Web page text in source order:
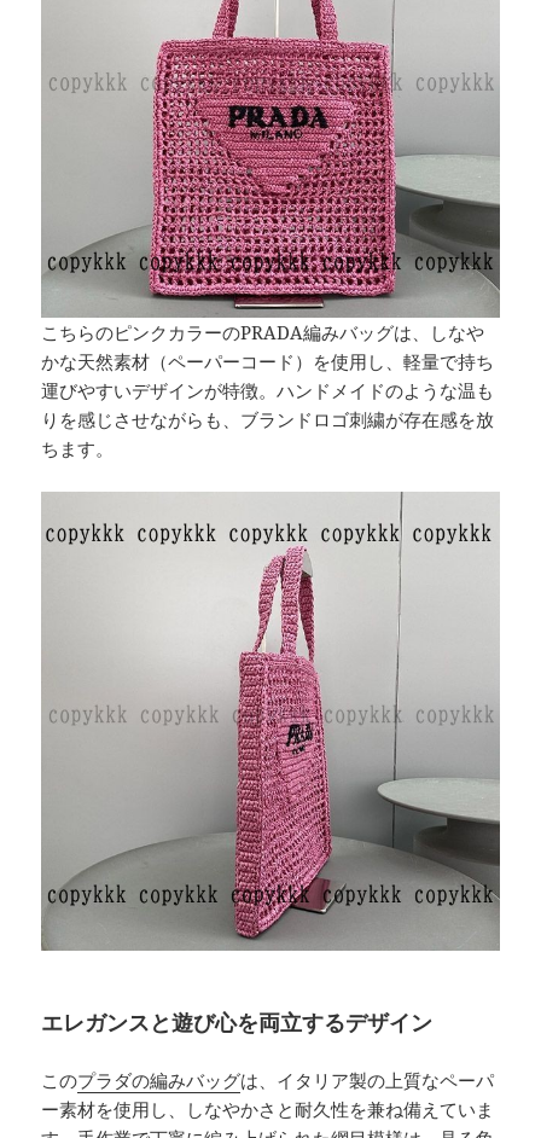
こちらのピンクカラーのPRADA編みバッグは、しなや
かな天然素材（ペーパーコード）を使用し、軽量で持ち
運びやすいデザインが特徴。ハンドメイドのような温も
りを感じさせながらも、ブランドロゴ刺繍が存在感を放
ちます。
エレガンスと遊び心を両立するデザイン
このプラダの編みバッグは、イタリア製の上質なペーパ
ー素材を使用し、しなやかさと耐久性を兼ね備えていま